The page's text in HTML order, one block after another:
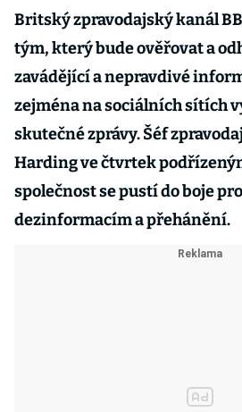
Britský zpravodajský kanál
tým, který bude ověřovat a
zavádějící a nepravdivé
zejména na sociálních sítích
skutečné zprávy. Šéf
Harding ve čtvrtek
společnost se pustí do boje
dezinformacím a přehánění.